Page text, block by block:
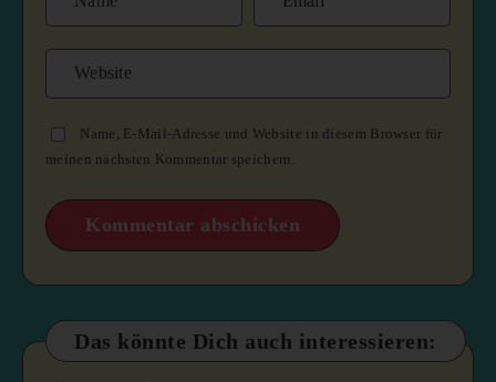
Name, E-Mail-Adresse und Website in diesem Browser für
meinen nächsten Kommentar speichern.
Das könnte Dich auch interessieren: